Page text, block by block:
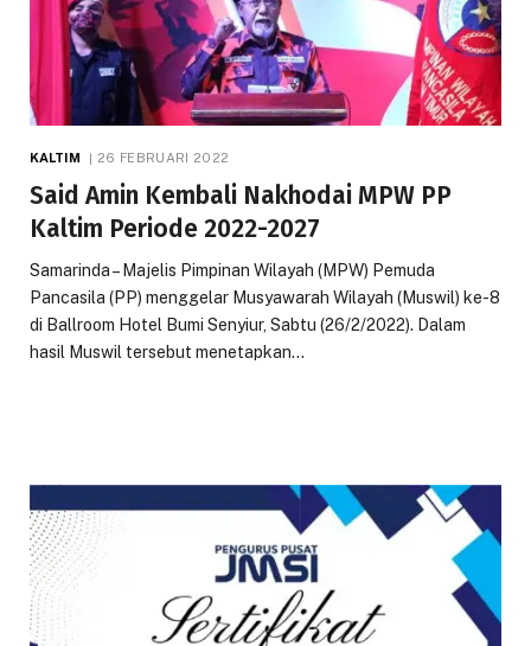
KALTIM 26 FEBRUARI 2022
Said Amin Kembali Nakhodai MPW PP
Kaltim Periode 2022-2027
Samarinda – Majelis Pimpinan Wilayah (MPW) Pemuda
Pancasila (PP) menggelar Musyawarah Wilayah (Muswil) ke-8
di Ballroom Hotel Bumi Senyiur, Sabtu (26/2/2022). Dalam
hasil Muswil tersebut menetapkan…